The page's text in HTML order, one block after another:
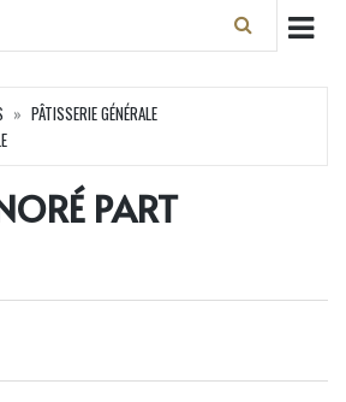
PÂTISSERIE GÉNÉRALE
PART